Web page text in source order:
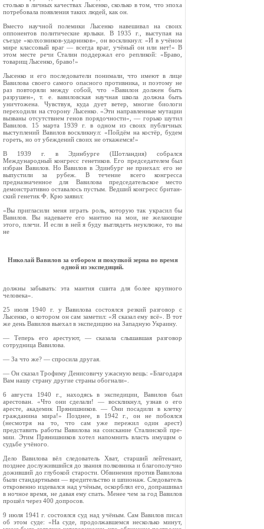
столько в личных качествах Лысенко, сколько в том, что эпоха
потребовала появления таких людей, как он.
Вместо научной полемики Лысенко навеши­вал на своих
оппонентов политические ярлыки. В 1935 г., выступая на
съезде «колхозников-ударников», он воскликнул: «И в учёном
мире классовый враг — всегда враг, учёный он или нет!» В
этом месте речи Сталин поддержал его репликой: «Браво,
товарищ Лысенко, браво!»
Лысенко и его последователи понимали, что имеют в лице
Вавилова своего самого опасного противника, и поэтому не
раз повторяли между собой, что «Вавилон должен быть
разрушен», т. е. вавиловская научная школа должна быть
уничтожена. Чувствуя, куда дует ветер, многие биологи
переходили на сторону Лысенко. «Эти направленные мутации
вызваны отсутствием ге­нов порядочности», — горько шутил
Вавилов. 15 мар­та 1939 г. в одном из своих публичных
выступлений Вавилов воскликнул: «Пойдём на костёр, будем
гореть, но от убеждений своих не откажемся!»
В 1939 г. в Эдинбурге (Шотландия) собрался
Международный конгресс генетиков. Его предсе­дателем был
избран Вавилов. Но Вавилов в Эдин­бург не приехал: его не
выпустили за рубеж. В течение всего конгресса
предназначенное для Вавилова председательское место
демонстратив­но оставалось пустым. Ведший конгресс британ­
ский генетик Ф. Крю заявил:
«Вы пригласили меня играть роль, которую так украсил бы
Вавилов. Вы надеваете его ман­тию на мои, не желающие
этого, плечи. И если в ней я буду выглядеть неуклюже, то вы
не
Николай Вавилов за отбором и покупкой зерна во время
одной из экспедиций.
должны забывать: эта мантия сшита для более крупного
человека».
25 июля 1940 г. у Вавилова состоялся резкий разговор с
Лысенко, о котором он сам заметил: «Я сказал ему всё». В тот
же день Вавилов выехал в экспедицию на Западную Украину.
— Теперь его арестуют, — сказала слышав­шая разговор
сотрудница Вавилова.
— За что же? — спросила другая.
— Он сказал Трофиму Денисовичу ужасную вещь: «Благодаря
Вам нашу страну другие стра­ны обогнали».
6 августа 1940 г., находясь в экспедиции, Вавилов был
арестован. «Что они сделали! — воскликнул, узнав о его
аресте, академик Пря­нишников. — Они посадили в клетку
граждани­на мира!» Позднее, в 1942 г., он не побоялся
(несмотря на то, что сам уже пережил один арест)
представить работы Вави­лова на соискание Сталинской пре­
мии. Этим Прянишников хотел напомнить власть имущим о
судьбе учёного.
Дело Вавилова вёл следователь Хват, старший лейтенант,
позднее дослужившийся до звания полковника и благополучно
доживший до глубо­кой старости. Обвинения против Вавилова
были стандартными — вредительство и шпионаж. Сле­дователь
откровенно издевался над учёным, ос­корблял его, допрашивал
в ночное время, не давая ему спать. Менее чем за год Вавилов
прошёл через 400 допросов.
9 июля 1941 г. состоялся суд над учёным. Сам Вавилов писал
об этом суде: «На суде, продол­жавшемся несколько минут,